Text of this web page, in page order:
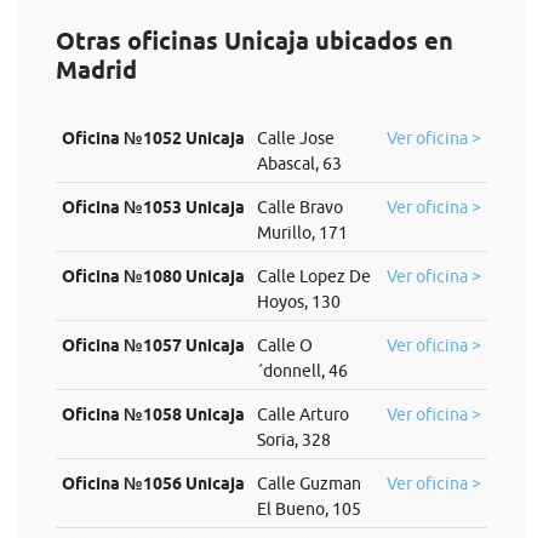
Otras oficinas Unicaja ubicados en
Madrid
Oficina №1052 Unicaja
Calle Jose
Abascal, 63
Ver oficina >
Oficina №1053 Unicaja
Calle Bravo
Murillo, 171
Ver oficina >
Oficina №1080 Unicaja
Calle Lopez De
Hoyos, 130
Ver oficina >
Oficina №1057 Unicaja
Calle O
´donnell, 46
Ver oficina >
Oficina №1058 Unicaja
Calle Arturo
Soria, 328
Ver oficina >
Oficina №1056 Unicaja
Calle Guzman
El Bueno, 105
Ver oficina >